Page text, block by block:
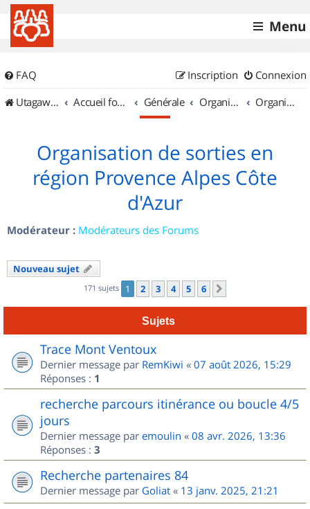
Menu
FAQ Connexion
Inscription
UtagawaVTT (Randos VTT et VTTAE avec traces GPS)
Accueil forum Générale Organisation de sorties & Recherche de partenaires Organisation de sorties en région Provence Alpes Côte d'Azur
Organisation de sorties en
région Provence Alpes Côte
d'Azur
Modérateur : Modérateurs des Forums
Nouveau sujet
171 sujets 1 2 3 4 5 6
Sujets
Trace Mont Ventoux
Dernier message par RemKiwi « 07 août 2026, 15:29
Réponses : 1
recherche parcours itinérance ou boucle 4/5
jours
Dernier message par emoulin « 08 avr. 2026, 13:36
Réponses : 3
Recherche partenaires 84
Dernier message par Goliat « 13 janv. 2025, 21:21